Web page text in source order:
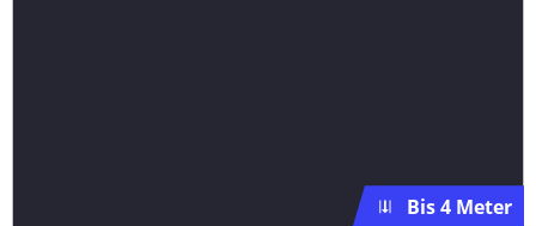
Bis 4 Meter